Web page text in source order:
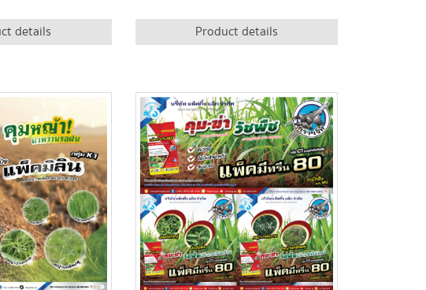
details Product details